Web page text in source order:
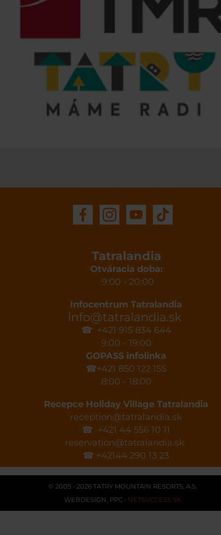
Tatralandia
Otváracia doba:
9:00 - 20:00
Infocentrum Tatralandia
info@tatralandia.sk
☎ +421 915 834 644
9:00 - 19:00
GOPASS infolinka
☎+421 850 122 155
8:00 - 18:00
Recepce Holiday Village Tatralandia
reception@tatralandia.sk
☎ +421 44 556 10 11
reservation@tatralandia.sk
☎ +42144 290 13 23
© 2005 - 2026 TATRY MOUNTAIN RESORTS, A.S.
WEBDESIGN PPC › NETSUCCESS.SK